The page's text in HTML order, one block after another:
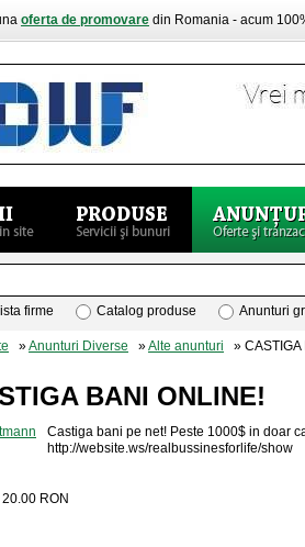
oferta de promovare din Romania - acum
firme Catalog produse Anunturi
»Anunturi Diverse »Alte anunturi » CASTIGA
BANI ONLINE!
Castiga bani pe net! Peste 1000$ in doar
http://website.ws/realbussinesforlife/show
20.00 RON